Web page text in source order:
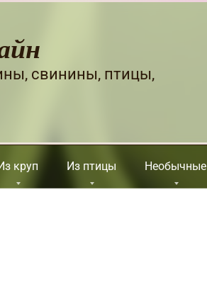
свинины, птицы,
круп Из птицы Необычные